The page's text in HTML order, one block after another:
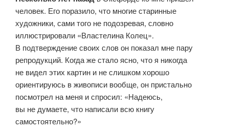
человек. Его поразило, что многие старинные
художники, сами того не подозревая, словно
иллюстрировали «Властелина Колец».
В подтверждение своих слов он показал мне пару
репродукций. Когда же стало ясно, что я никогда
не видел этих картин и не слишком хорошо
ориентируюсь в живописи вообще, он пристально
посмотрел на меня и спросил: «Надеюсь,
вы не думаете, что написали всю книгу
самостоятельно?»